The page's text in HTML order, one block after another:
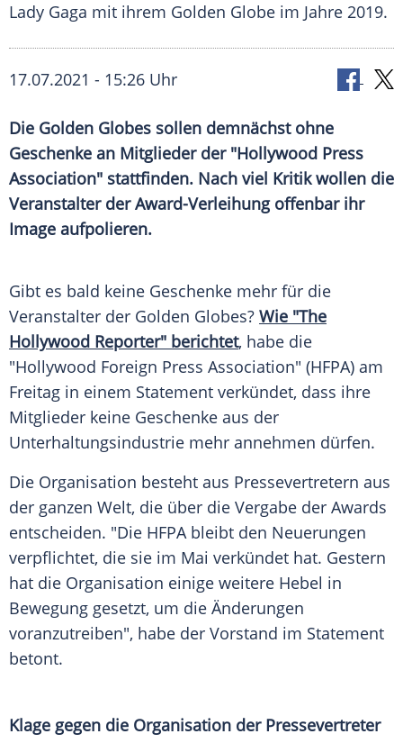
Lady Gaga mit ihrem Golden Globe im Jahre 2019.
17.07.2021 - 15:26 Uhr
Die Golden Globes sollen demnächst ohne
Geschenke an Mitglieder der "Hollywood Press
Association" stattfinden. Nach viel Kritik wollen die
Veranstalter der Award-Verleihung offenbar ihr
Image aufpolieren.
Gibt es bald keine Geschenke mehr für die
Veranstalter der Golden Globes? Wie "The
Hollywood Reporter" berichtet, habe die
"Hollywood Foreign Press Association" (HFPA) am
Freitag in einem Statement verkündet, dass ihre
Mitglieder keine Geschenke aus der
Unterhaltungsindustrie mehr annehmen dürfen.
Die Organisation besteht aus Pressevertretern aus
der ganzen Welt, die über die Vergabe der Awards
entscheiden. "Die HFPAbleibt den Neuerungen
verpflichtet, die sie im Mai verkündet hat. Gestern
hat die Organisation einige weitere Hebel in
Bewegung gesetzt, um die Änderungen
voranzutreiben", habe der Vorstand im Statement
betont.
Klage gegen die Organisation der Pressevertreter